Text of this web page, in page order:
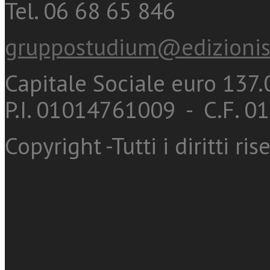
Tel. 06 68 65 846
Capitale Sociale euro
P.I. 01014761009 - C.F.
Copyright -Tutti i diritti